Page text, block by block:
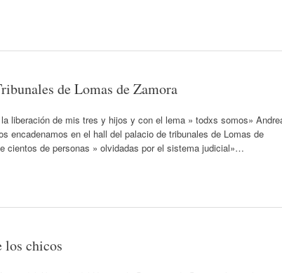
de Lomas de Zamora
liberación de mis tres y hijos y con el lema » todxs somos»
encadenamos en el hall del palacio de tribunales de Lomas de
cientos de personas » olvidadas por el sistema judicial»…
chicos